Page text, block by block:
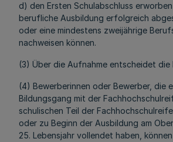
d) den Ersten Schulabschluss
berufliche Ausbildung erfolgreich
oder eine mindestens zweijährige
nachweisen können.
(3) Über die Aufnahme entscheidet die
(4) Bewerberinnen oder Bewerber, die
Bildungsgang mit der
schulischen Teil der
oder zu Beginn der Ausbildung am
25. Lebensjahr vollendet haben,